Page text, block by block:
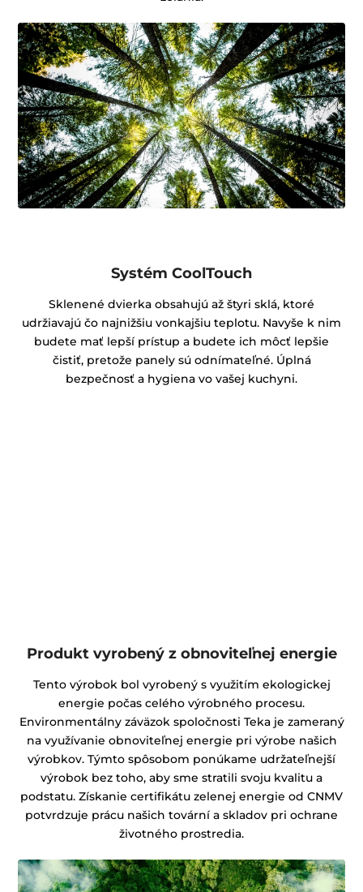
Systém CoolTouch
Sklenené dvierka obsahujú až štyri sklá, ktoré
udržiavajú čo najnižšiu vonkajšiu teplotu. Navyše k nim
budete mať lepší prístup a budete ich môcť lepšie
čistiť, pretože panely sú odnímateľné. Úplná
bezpečnosť a hygiena vo vašej kuchyni.
Produkt vyrobený z obnoviteľnej energie
Tento výrobok bol vyrobený s využitím ekologickej
energie počas celého výrobného procesu.
Environmentálny záväzok spoločnosti Teka je zameraný
na využívanie obnoviteľnej energie pri výrobe našich
výrobkov. Týmto spôsobom ponúkame udržateľnejší
výrobok bez toho, aby sme stratili svoju kvalitu a
podstatu. Získanie certifikátu zelenej energie od CNMV
potvrdzuje prácu našich tovární a skladov pri ochrane
životného prostredia.